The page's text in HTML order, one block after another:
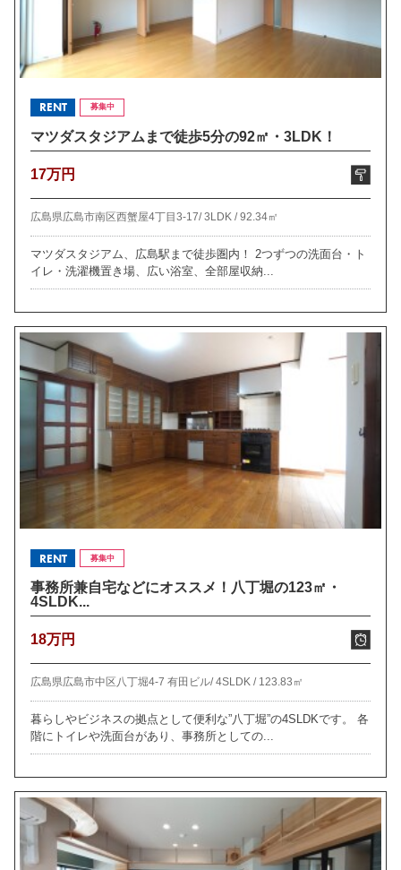
RENT 募集中
マツダスタジアムまで徒歩5分の92㎡・3LDK！
17万円
広島県広島市南区西蟹屋4丁目3-17/3LDK /92.34㎡
マツダスタジアム、広島駅まで徒歩圏内！ 2つずつの洗面台・ト
イレ・洗濯機置き場、広い浴室、全部屋収納...
RENT 募集中
事務所兼自宅などにオススメ！八丁堀の123㎡・
4SLDK...
18万円
広島県広島市中区八丁堀4-7 有田ビル/4SLDK / 123.83㎡
暮らしやビジネスの拠点として便利な”八丁堀”の4SLDKです。 各
階にトイレや洗面台があり、事務所としての...